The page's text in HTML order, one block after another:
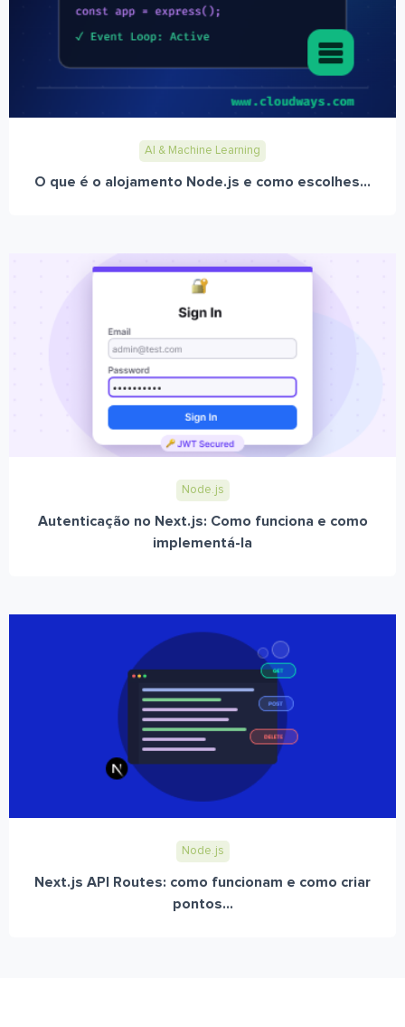
AI & Machine Learning
O que é o alojamento Node.js e como escolhes...
Node.js
Autenticação no Next.js: Como funciona e como
implementá-la
Node.js
Next.js API Routes: como funcionam e como criar
pontos...